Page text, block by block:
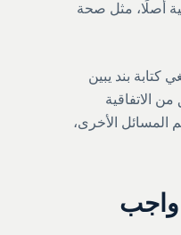
أصلًا، مثل صحة
كتابة بند يبين
الاتفاقية
المسائل الأخرى،
واجب